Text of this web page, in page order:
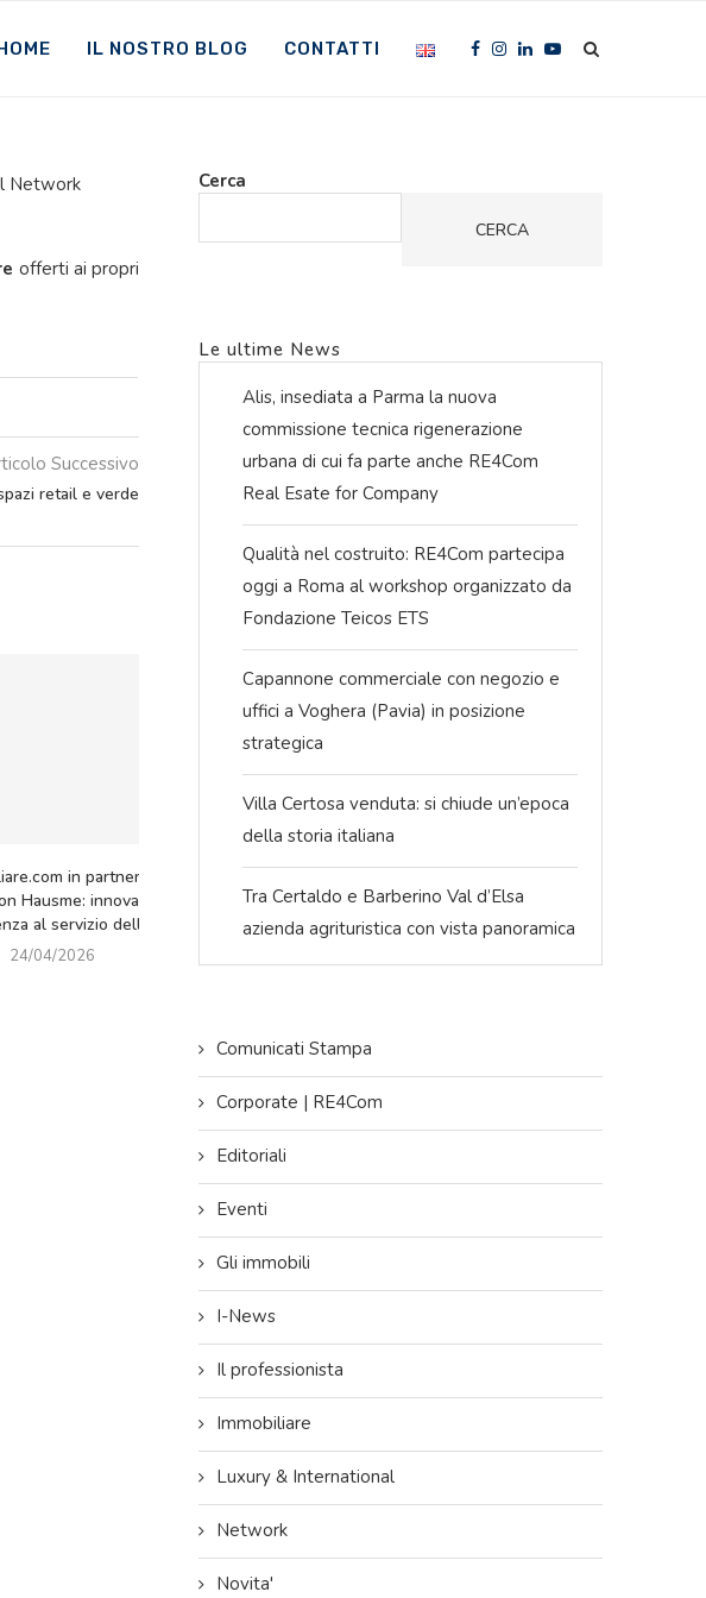
IL NOSTRO BLOG CONTATTI
Network
offerti ai propri
Successivo
retail e verde
agenzie, stessa tradizione
10/04/2026
all’apertura di nuove e selezionate
agenzie offrendo...
Limmobiliare.com a
Cerca
CERCA
Le ultime News
Alis, insediata a Parma la nuova
commissione tecnica rigenerazione
urbana di cui fa parte anche RE4Com
Real Esate for Company
Qualità nel costruito: RE4Com partecipa
oggi a Roma al workshop organizzato da
Fondazione Teicos ETS
Capannone commerciale con negozio e
uffici a Voghera (Pavia) in posizione
strategica
Villa Certosa venduta: si chiude un’epoca
della storia italiana
Tra Certaldo e Barberino Val d’Elsa
azienda agrituristica con vista panoramica
Comunicati Stampa
Corporate | RE4Com
Editoriali
Eventi
Gli immobili
I-News
Il professionista
Immobiliare
Luxury & International
Network
Novita'